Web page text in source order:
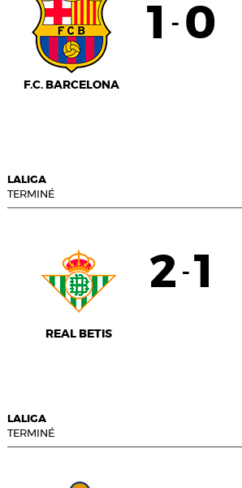
F.C. BARCELONA
1 - 0
LALIGA
TERMINÉ
REAL BETIS
2 - 1
LALIGA
TERMINÉ